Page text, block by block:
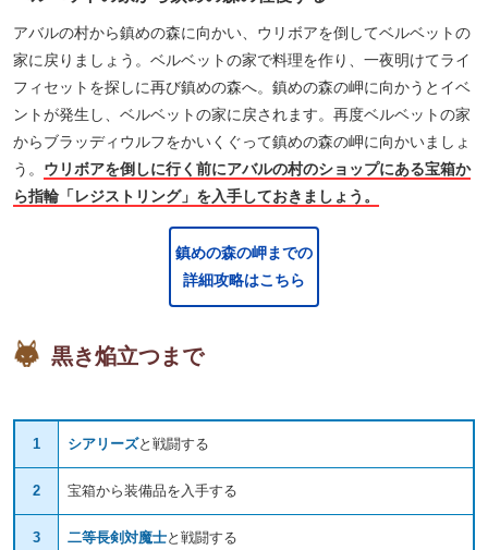
アバルの村から鎮めの森に向かい、ウリボアを倒してベルベットの
家に戻りましょう。ベルベットの家で料理を作り、一夜明けてライ
フィセットを探しに再び鎮めの森へ。鎮めの森の岬に向かうとイベ
ントが発生し、ベルベットの家に戻されます。再度ベルベットの家
からブラッディウルフをかいくぐって鎮めの森の岬に向かいましょ
う。 ウリボアを倒しに行く前にアバルの村のショップにある宝箱か
ら指輪「レジストリング」を入手しておきましょう。
鎮めの森の岬までの
詳細攻略はこちら
黒き焔立つまで
1 シアリーズと戦闘する
2 宝箱から装備品を入手する
3 二等長剣対魔士と戦闘する